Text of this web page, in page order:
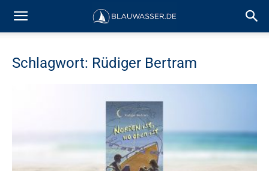
Schlagwort: Rüdiger Bertram